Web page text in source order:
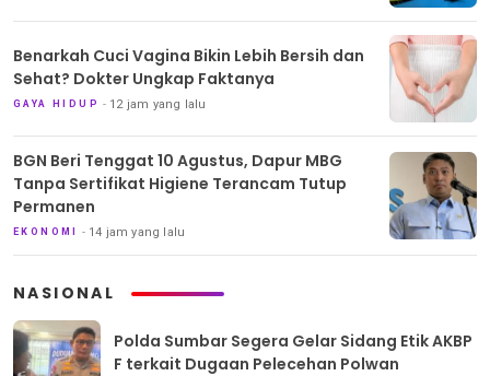
Benarkah Cuci Vagina Bikin Lebih Bersih dan
Sehat? Dokter Ungkap Faktanya
GAYA HIDUP 12 jam yang lalu
BGN Beri Tenggat 10 Agustus, Dapur MBG
Tanpa Sertifikat Higiene Terancam Tutup
Permanen
EKONOMI 14 jam yang lalu
NASIONAL
Polda Sumbar Segera Gelar Sidang Etik AKBP
F terkait Dugaan Pelecehan Polwan